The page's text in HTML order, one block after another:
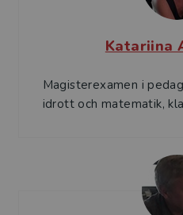
Katariina
Magisterexamen i
idrott och matematik,